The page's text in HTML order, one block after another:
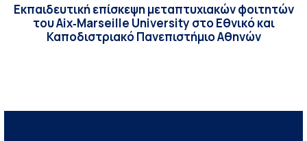
Εκπαιδευτική επίσκεψη μεταπτυχιακών φοιτητών
του Aix‑Marseille University στο Εθνικό και
Καποδιστριακό Πανεπιστήμιο Αθηνών